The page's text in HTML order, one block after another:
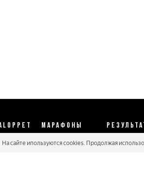
МАРАФОНЫ
Календарь 2026
Протоколы
На сайте ипользуются cookies. Продолжая